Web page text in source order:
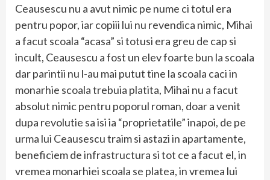
Ceausescu nu a avut nimic pe nume ci totul era
pentru popor, iar copiii lui nu revendica nimic, Mihai
a facut scoala “acasa” si totusi era greu de cap si
incult, Ceausescu a fost un elev foarte bun la scoala
dar parintii nu l-au mai putut tine la scoala caci in
monarhie scoala trebuia platita, Mihai nu a facut
absolut nimic pentru poporul roman, doar a venit
dupa revolutie sa isi ia “proprietatile” inapoi, de pe
urma lui Ceausescu traim si astazi in apartamente,
beneficiem de infrastructura si tot ce a facut el, in
vremea monarhiei scoala se platea, in vremea lui